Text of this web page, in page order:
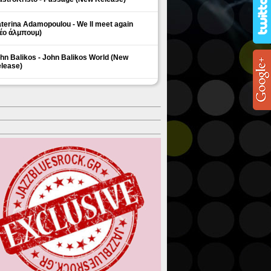
Adamopoulou - We ll meet again
άλμπουμ)
Balikos - John Balikos World (New